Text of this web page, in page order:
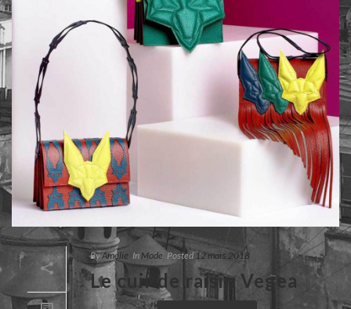
ByAmélie In Mode Posted 12 mars 2018
Le cuir de raisin Vegea